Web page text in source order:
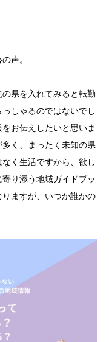
声。
県を入れてみると転勤
しゃるのではないでし
お伝えしたいと思いま
く、まったく未知の県
く生活ですから、欲し
り添う地域ガイドブッ
ますが、いつか誰かの